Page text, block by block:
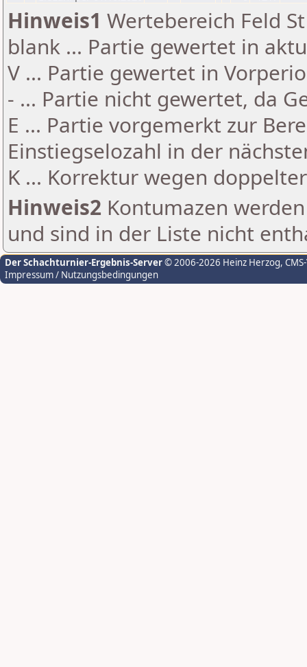
Hinweis1 Wertebereich Feld
blank ... Partie gewertet in
V ... Partie gewertet in
- ... Partie nicht gewertet, da
E ... Partie vorgemerkt zur
Einstiegselozahl in der
K ... Korrektur wegen
Hinweis2 Kontumazen
und sind in der Liste nicht
Der Schachturnier-Ergebnis-Server© 2006-2026 Heinz Herzog,
Impressum / Nutzungsbedingungen